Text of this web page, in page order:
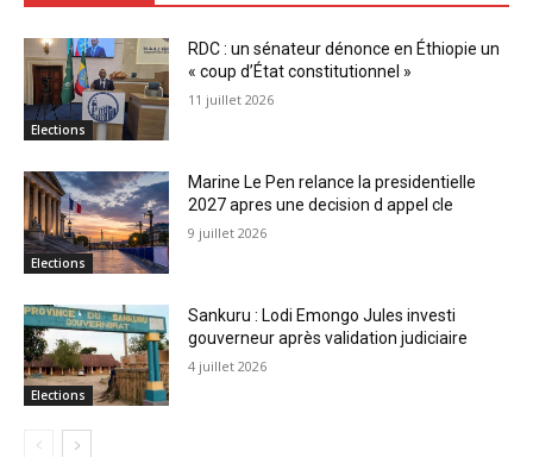
Elections
RDC : un sénateur dénonce en Éthiopie un
« coup d’État constitutionnel »
11 juillet 2026
Elections
Marine Le Pen relance la presidentielle
2027 apres une decision d appel cle
9 juillet 2026
Elections
Sankuru : Lodi Emongo Jules investi
gouverneur après validation judiciaire
4 juillet 2026